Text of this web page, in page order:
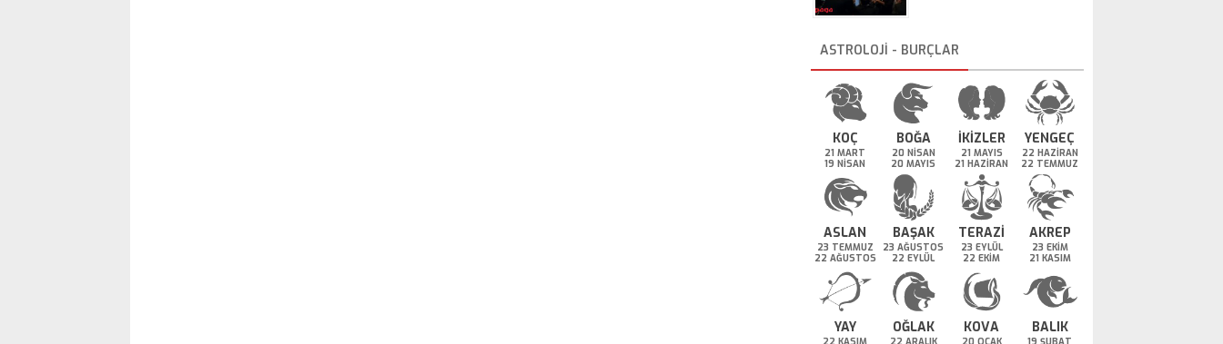
ASTROLOJİ - BURÇLAR
KOÇ
21 MART
19 NİSAN
BOĞA
20 NİSAN
20 MAYIS
İKİZLER
21 MAYIS
21 HAZİRAN
YENGEÇ
22 HAZİRAN
22 TEMMUZ
ASLAN
23 TEMMUZ
22 AĞUSTOS
BAŞAK
23 AĞUSTOS
22 EYLÜL
TERAZİ
23 EYLÜL
22 EKİM
AKREP
23 EKİM
21 KASIM
YAY OĞLAK KOVA BALIK